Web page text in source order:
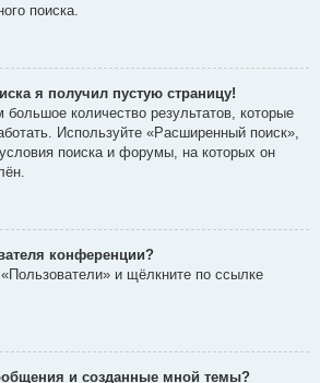
поиска.
я получил пустую страницу!
количество результатов, которые
Используйте «Расширенный поиск»,
поиска и форумы, на которых он
конференции?
и щёлкните по ссылке
и созданные мной темы?